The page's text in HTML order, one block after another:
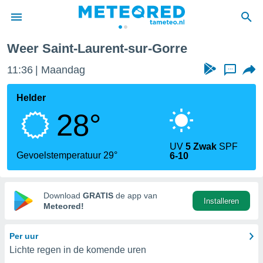
door
verstrekte
hoge
hebt de
voor
op basis
Weer Saint-Laurent-sur-Gorre
11:36 Maandag ...
Helder
28°
Gevoelstemperatuur 29°
UV5 Zwak SPF
6-10
Download GRATIS de app van
Meteored!
Installeren
Per uur
Lichte regen in de komende uren